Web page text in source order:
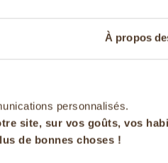
À propos
personnalisés.
site, sur vos goûts, vos
de bonnes choses !
-20% offerts
panier
en vous inscrivant à notre